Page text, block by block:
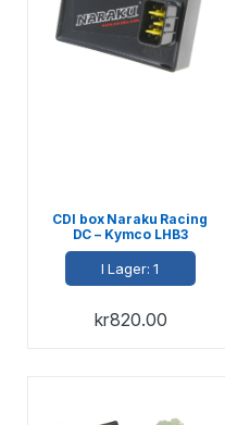
CDI box Naraku Racing
DC – Kymco LHB3
I Lager: 1
kr820.00